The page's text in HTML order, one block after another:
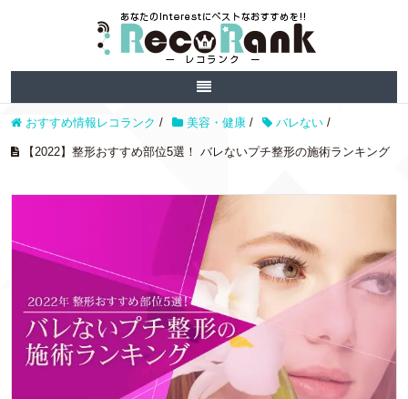
おすすめ情報レコランク / 美容・健康 / バレない /
【2022】整形おすすめ部位5選！ バレないプチ整形の施術ランキング